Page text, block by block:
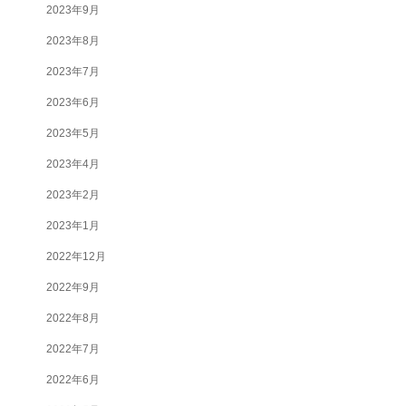
2023年9月
2023年8月
2023年7月
2023年6月
2023年5月
2023年4月
2023年2月
2023年1月
2022年12月
2022年9月
2022年8月
2022年7月
2022年6月